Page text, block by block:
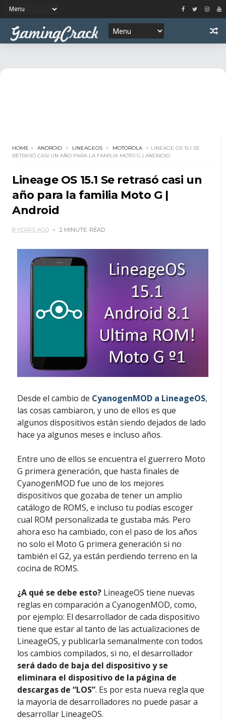
HOME ANDROID LINEAGEOS MOTOROLA
LINEAGE OS 15.1 SE
RETRASÓ CASI UN AÑO PARA LA FAMILIA MOTO G | ANDROID
Lineage OS 15.1 Se retrasó casi un
año para la familia Moto G |
Android
8 YEARS AGO 2 MINUTE READ
Desde el cambio de CyanogenMOD a LineageOS,
las cosas cambiaron, y uno de ellos es que
algunos dispositivos están siendo dejados de lado
hace ya algunos meses e incluso años.
Entre uno de ellos se encuentra el guerrero Moto
G primera generación, que hasta finales de
CyanogenMOD fue uno de los mejores
dispositivos que gozaba de tener un amplio
catálogo de ROMS, e incluso tu podías escoger
cual ROM personalizada te gustaba más. Pero
ahora eso ha cambiado, con el paso de los años
no solo el Moto G primera generación si no
también el G2, ya están perdiendo terreno en la
cocina de ROMS.
¿A qué se debe esto?LineageOS tiene nuevas
reglas en comparación a CyanogenMOD, como,
por ejemplo: El desarrollador de cada dispositivo
tiene que estar al tanto de las actualizaciones de
LineageOS, y publicarla semanalmente con todos
los cambios compilados, si no, el desarrollador
será dado de baja del dispositivo y se
eliminara el dispositivo de la página de
descargas de “LOS”. Es por esta nueva regla que
la mayoría de desarrolladores no puede pasar a
desarrollar LineageOS.